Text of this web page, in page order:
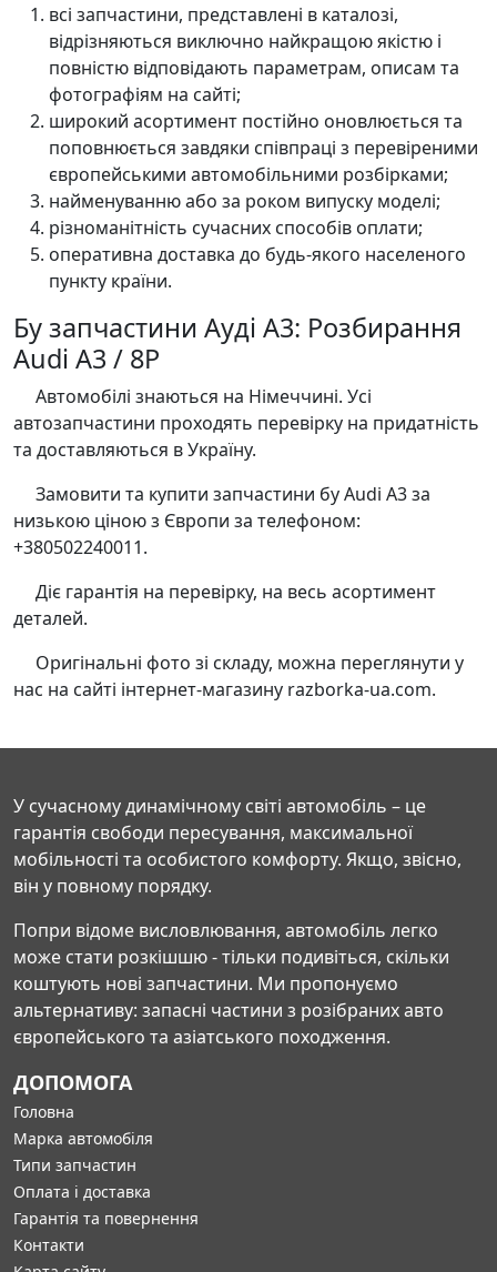
всі запчастини, представлені в каталозі,
відрізняються виключно найкращою якістю і
повністю відповідають параметрам, описам та
фотографіям на сайті;
широкий асортимент постійно оновлюється та
поповнюється завдяки співпраці з перевіреними
європейськими автомобільними розбірками;
найменуванню або за роком випуску моделі;
різноманітність сучасних способів оплати;
оперативна доставка до будь-якого населеного
пункту країни.
Бу запчастини Ауді А3: Розбирання
Audi A3 / 8P
Автомобілі знаються на Німеччині. Усі
автозапчастини проходять перевірку на придатність
та доставляються в Україну.
Замовити та купити запчастини бу Audi A3 за
низькою ціною з Європи за телефоном:
+380502240011.
Діє гарантія на перевірку, на весь асортимент
деталей.
Оригінальні фото зі складу, можна переглянути у
нас на сайті інтернет-магазину razborka-ua.com.
У сучасному динамічному світі автомобіль – це
гарантія свободи пересування, максимальної
мобільності та особистого комфорту. Якщо, звісно,
він у повному порядку.
Попри відоме висловлювання, автомобіль легко
може стати розкішшю - тільки подивіться, скільки
коштують нові запчастини. Ми пропонуємо
альтернативу: запасні частини з розібраних авто
європейського та азіатського походження.
ДОПОМОГА
Головна
Марка автомобіля
Типи запчастин
Оплата і доставка
Гарантія та повернення
Контакти